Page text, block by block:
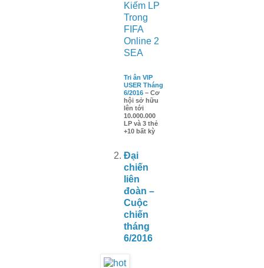
Kiếm LP
Trong
FIFA
Online 2
SEA
Tri ân VIP
USER Tháng
6/2016 – Cơ
hội sở hữu
lên tới
10.000.000
LP và 3 thẻ
+10 bất kỳ
Đại
chiến
liên
đoàn –
Cuộc
chiến
tháng
6/2016